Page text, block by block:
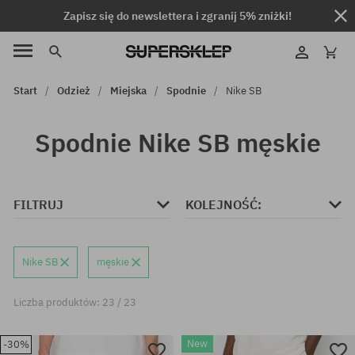
Zapisz się do newslettera i zgranij 5% zniżki!
Start Odzież Miejska Spodnie Nike SB
Spodnie Nike SB męskie
FILTRUJ KOLEJNOŚĆ:
Nike SB męskie
Liczba produktów: 23 / 23
-30% New